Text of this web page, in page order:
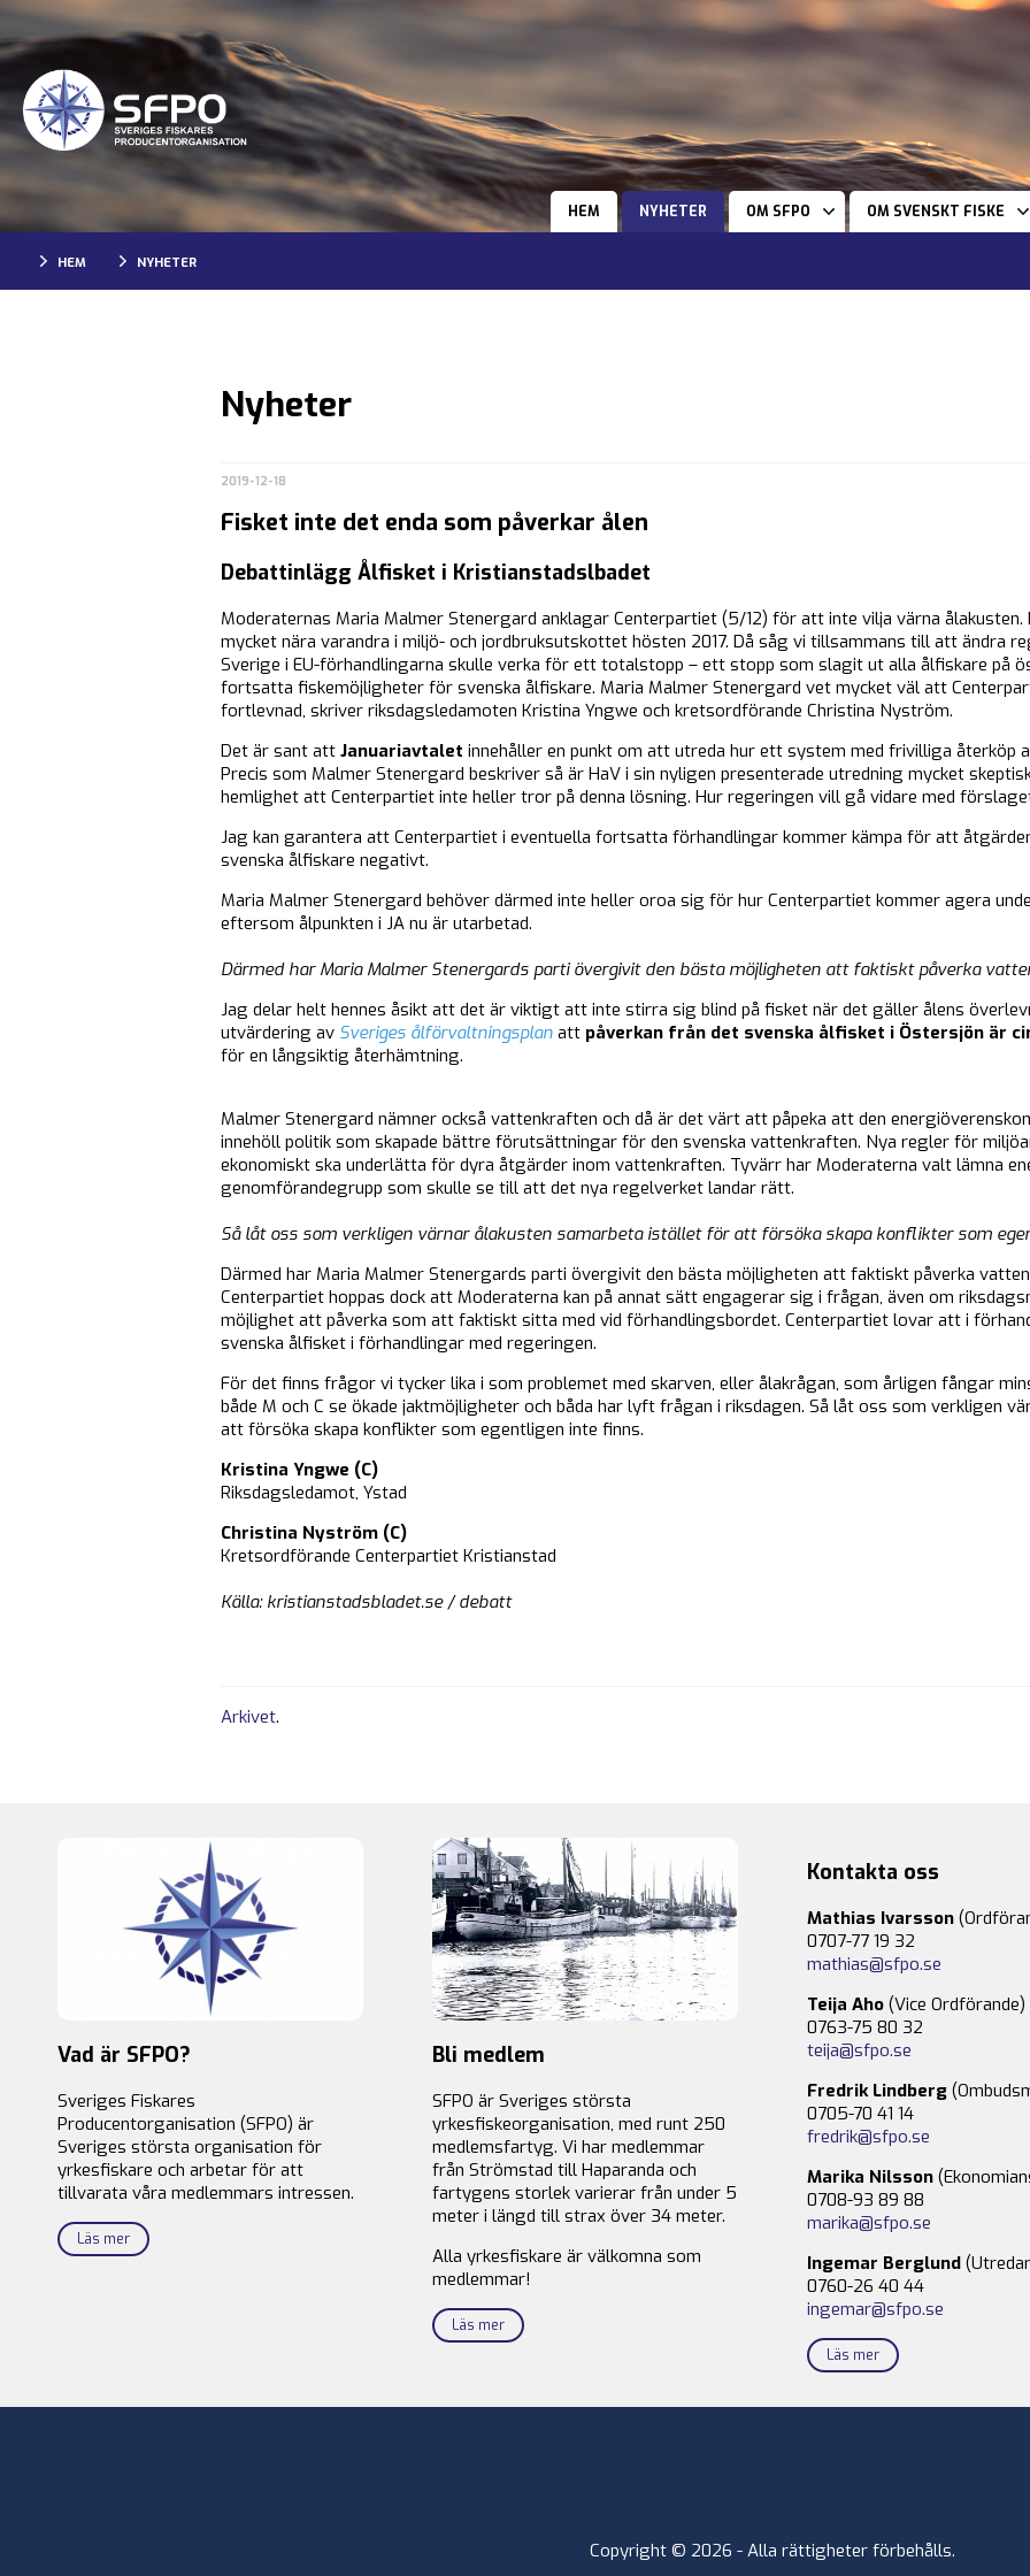
HEM NYHETER OM SFPO OM SVENSKT FISKE
HEM NYHETER
Nyheter
2019-12-18
Fisket inte det enda som påverkar ålen
Debattinlägg Ålfisket i Kristianstadslbadet
Moderaternas Maria Malmer Stenergard anklagar Centerpartiet (5/12) för att inte vilja värna ålakusten.
mycket nära varandra i miljö- och jordbruksutskottet hösten 2017. Då såg vi tillsammans till att ändra
Sverige i EU-förhandlingarna skulle verka för ett totalstopp – ett stopp som slagit ut alla ålfiskare på
fortsatta fiskemöjligheter för svenska ålfiskare. Maria Malmer Stenergard vet mycket väl att
fortlevnad, skriver riksdagsledamoten Kristina Yngwe och kretsordförande Christina Nyström.
Det är sant att Januariavtalet innehåller en punkt om att utreda hur ett system med frivilliga återköp
Precis som Malmer Stenergard beskriver så är HaV i sin nyligen presenterade utredning mycket
hemlighet att Centerpartiet inte heller tror på denna lösning. Hur regeringen vill gå vidare med
Jag kan garantera att Centerpartiet i eventuella fortsatta förhandlingar kommer kämpa för att
svenska ålfiskare negativt.
Maria Malmer Stenergard behöver därmed inte heller oroa sig för hur Centerpartiet kommer agera
eftersom ålpunkten i JA nu är utarbetad.
Därmed har Maria Malmer Stenergards parti övergivit den bästa möjligheten att faktiskt påverka
Jag delar helt hennes åsikt att det är viktigt att inte stirra sig blind på fisket när det gäller ålens
utvärdering av Sveriges ålförvaltningsplan att påverkan från det svenska ålfisket i Östersjön är
för en långsiktig återhämtning.
Malmer Stenergard nämner också vattenkraften och då är det värt att påpeka att den
innehöll politik som skapade bättre förutsättningar för den svenska vattenkraften. Nya regler för
ekonomiskt ska underlätta för dyra åtgärder inom vattenkraften. Tyvärr har Moderaterna valt lämna
genomförandegrupp som skulle se till att det nya regelverket landar rätt.
Så låt oss som verkligen värnar ålakusten samarbeta istället för att försöka skapa konflikter som
Därmed har Maria Malmer Stenergards parti övergivit den bästa möjligheten att faktiskt påverka
Centerpartiet hoppas dock att Moderaterna kan på annat sätt engagerar sig i frågan, även om
möjlighet att påverka som att faktiskt sitta med vid förhandlingsbordet. Centerpartiet lovar att i
svenska ålfisket i förhandlingar med regeringen.
För det finns frågor vi tycker lika i som problemet med skarven, eller ålakrågan, som årligen fångar
både M och C se ökade jaktmöjligheter och båda har lyft frågan i riksdagen. Så låt oss som verkligen
att försöka skapa konflikter som egentligen inte finns.
Kristina Yngwe (C)
Riksdagsledamot, Ystad
Christina Nyström (C)
Kretsordförande Centerpartiet Kristianstad
Källa: kristianstadsbladet.se / debatt
Arkivet.
Vad är SFPO?
Sveriges Fiskares
Producentorganisation (SFPO) är
Sveriges största organisation för
yrkesfiskare och arbetar för att
tillvarata våra medlemmars intressen.
Läs mer
Bli medlem
SFPO är Sveriges största
yrkesfiskeorganisation, med runt 250
medlemsfartyg. Vi har medlemmar
från Strömstad till Haparanda och
fartygens storlek varierar från under 5
meter i längd till strax över 34 meter.
Alla yrkesfiskare är välkomna som
medlemmar!
Läs mer
Kontakta oss
Mathias Ivarsson
0707-77 19 32
mathias@sfpo.se
Teija Aho (Vice Ordförande)
0763-75 80 32
teija@sfpo.se
Fredrik Lindberg
0705-70 41 14
fredrik@sfpo.se
Marika Nilsson
0708-93 89 88
marika@sfpo.se
Ingemar Berglund
0760-26 40 44
ingemar@sfpo.se
Läs mer
Copyright © 2026 - Alla rättigheter förbehålls.